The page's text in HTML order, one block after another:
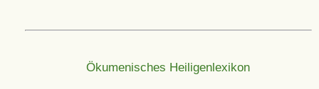
Ökumenisches Heiligenlexikon